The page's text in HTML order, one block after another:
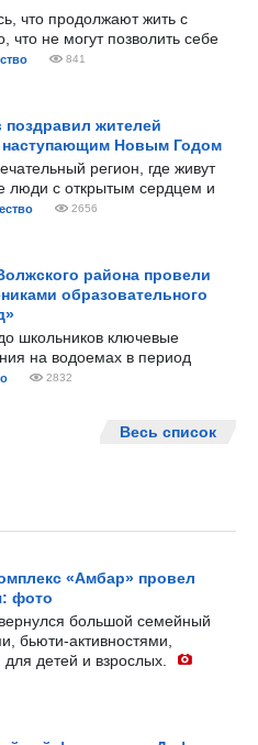
что продолжают жить с
что не могут позволить себе
841
жителей
наступающим Новым Годом
регион, где живут
люди с открытым сердцем и
2656
района провели
образовательного
школьников ключевые
на водоемах в период
2832
Весь список
«Амбар» провел
фото
большой семейный
бьюти-активностями,
детей и взрослых.